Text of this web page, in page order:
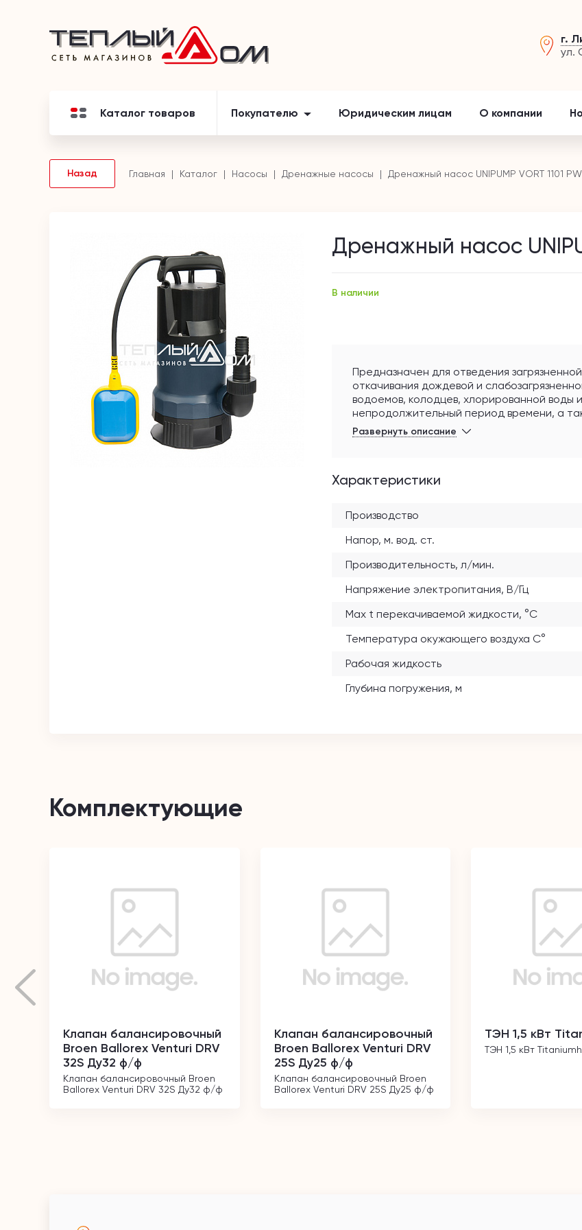
г.
ул.
Каталог товаров Покупателю Юридическим лицам О компании
Назад Главная Каталог Насосы Дренажные насосы Дренажный насос UNIPUMP VORT 1101 PW
Дренажный насос
В наличии
Предназначен для отведения
откачивания дождевой и
водоемов, колодцев, хлорированной воды
непродолжительный период времени, а
размер неабразивных частиц должен быть
мм. Уровень включения 45 см, уровень
корпусе встроен клапан удаления
Развернуть описание
Характеристики
Производство
Напор, м. вод. ст.
Производительность, л/мин.
Напряжение электропитания, В/Гц
Max t перекачиваемой жидкости, °C
Температура окужающего воздуха С°
Рабочая жидкость
Глубина погружения, м
Комплектующие
Клапан балансировочный
Broen Ballorex Venturi DRV
32S Ду32 ф/ф
Клапан балансировочный Broen
Ballorex Venturi DRV 32S Ду32 ф/ф
Клапан балансировочный
Broen Ballorex Venturi DRV
25S Ду25 ф/ф
Клапан балансировочный Broen
Ballorex Venturi DRV 25S Ду25 ф/ф
ТЭН 1,5 кВт
ТЭН 1,5 кВт